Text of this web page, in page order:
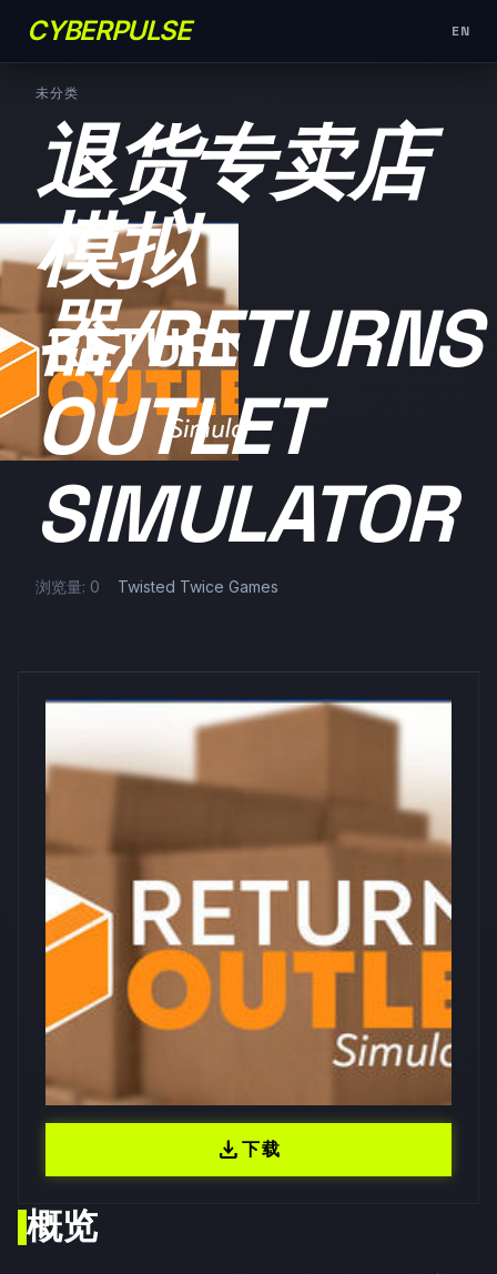
CYBERPULSE EN
未分类
退货专卖店
模拟
器/RETURNS
OUTLET
SIMULATOR
浏览量: 0 Twisted Twice Games
概览
download下载